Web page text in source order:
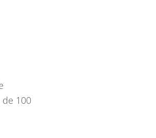
100